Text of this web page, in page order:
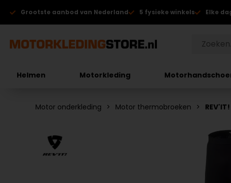
Grootste aanbod van Nederland 5 fysieke winkels Elke
Helmen Motorkleding
Motor onderkleding Motor thermobroeken